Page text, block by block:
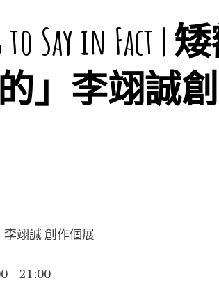
to Say in Fact
」李翊誠
翊誠 創作個展
– 21:00